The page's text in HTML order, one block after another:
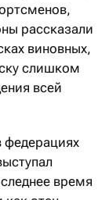
рассказали
виновных,
слишком
всей
федерациях
время